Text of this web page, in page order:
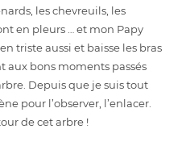
les chevreuils, les
en pleurs … et mon Papy
triste aussi et baisse les bras
aux bons moments passés
Depuis que je suis tout
pour l’observer, l’enlacer.
de cet arbre !